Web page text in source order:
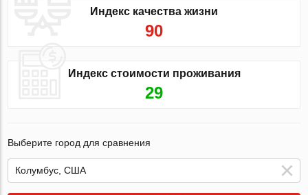
Индекс качества жизни
90
Индекс стоимости проживания
29
Выберите город для сравнения